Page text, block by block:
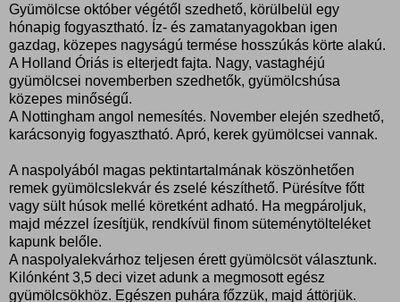
Gyümölcse október végétől szedhető, körülbelül egy
hónapig fogyasztható. Íz- és zamatanyagokban igen
gazdag, közepes nagyságú termése hosszúkás körte alakú.
A Holland Óriás is elterjedt fajta. Nagy, vastaghéjú
gyümölcsei novemberben szedhetők, gyümölcshúsa
közepes minőségű.
A Nottingham angol nemesítés. November elején szedhető,
karácsonyig fogyasztható. Apró, kerek gyümölcsei vannak.
A naspolyából magas pektintartalmának köszönhetően
remek gyümölcslekvár és zselé készíthető. Pürésítve főtt
vagy sült húsok mellé köretként adható. Ha megpároljuk,
majd mézzel ízesítjük, rendkívül finom süteménytölteléket
kapunk belőle.
A naspolyalekvárhoz teljesen érett gyümölcsöt választunk.
Kilónként 3,5 deci vizet adunk a megmosott egész
gyümölcsökhöz. Egészen puhára főzzük, majd áttörjük.